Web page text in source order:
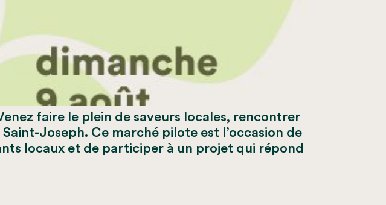
faire le plein de saveurs locales, rencontrer
Joseph. Ce marché pilote est l’occasion de
locaux et de participer à un projet qui répond